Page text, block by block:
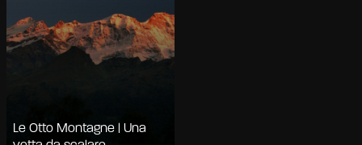
Le Otto Montagne | Una